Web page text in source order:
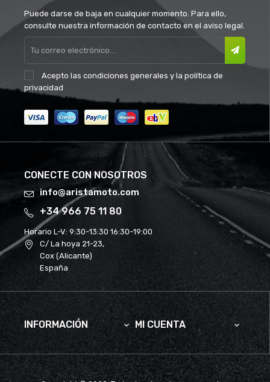
Puede darse de baja en cualquier momento. Para ello,
consulte nuestra información de contacto en el aviso legal.
Acepto las condiciones generales y la política de
privacidad
CONECTE CON NOSOTROS
info@aristamoto.com
+34 966 75 11 80
Horario L-V: 9:30-13:30 16:30-19:00
C/ La hoya 21-23,
Cox (Alicante)
España
INFORMACIÓN  MI CUENTA 